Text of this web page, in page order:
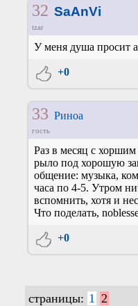
32 SaAnVi
tzar
У меня душа просит
+0
33 Риноа
гость
Раз в месяц с
рыло под хорошую
общение: музыка,
часа по 4-5. Утром
вспомнить, хотя и
Что поделать,
+0
страницы: 1 2